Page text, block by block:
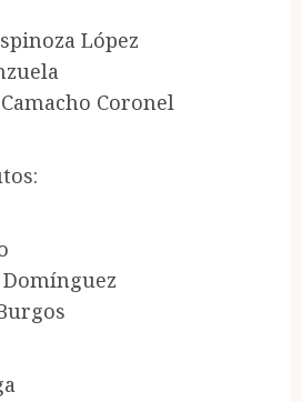
López
Coronel